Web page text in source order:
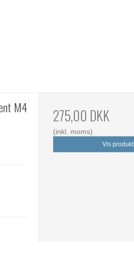
M4
275,00 DKK
(inkl. moms)
Vis produkt